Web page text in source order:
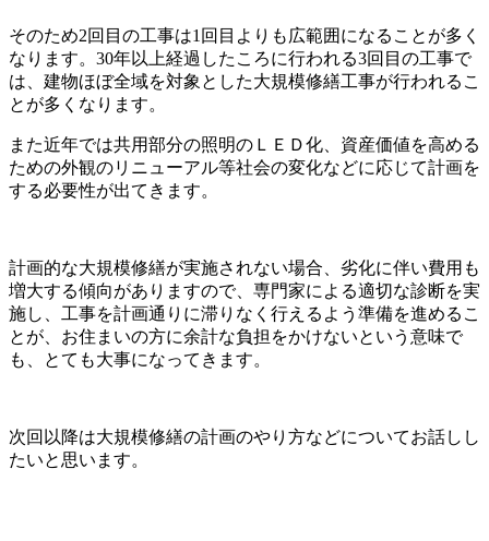
そのため2回目の工事は1回目よりも広範囲になることが多く
なります。30年以上経過したころに行われる3回目の工事で
は、建物ほぼ全域を対象とした大規模修繕工事が行われるこ
とが多くなります。
また近年では共用部分の照明のＬＥＤ化、資産価値を高める
ための外観のリニューアル等社会の変化などに応じて計画を
する必要性が出てきます。
計画的な大規模修繕が実施されない場合、劣化に伴い費用も
増大する傾向がありますので、専門家による適切な診断を実
施し、工事を計画通りに滞りなく行えるよう準備を進めるこ
とが、お住まいの方に余計な負担をかけないという意味で
も、とても大事になってきます。
次回以降は大規模修繕の計画のやり方などについてお話しし
たいと思います。